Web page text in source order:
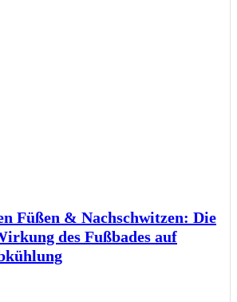
Füßen & Nachschwitzen: Die
des Fußbades auf